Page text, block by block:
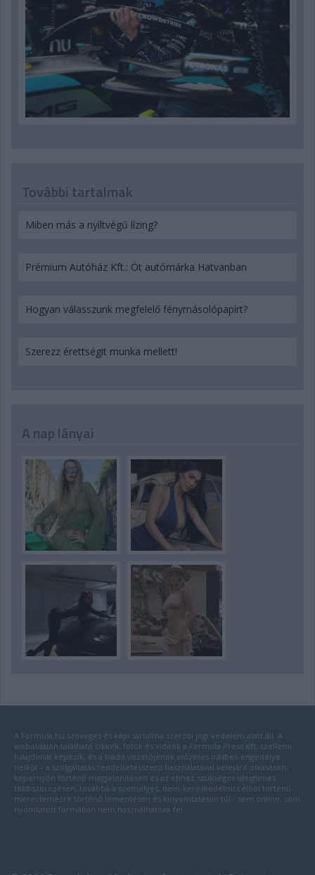
További tartalmak
Miben más a nyíltvégű lízing?
Prémium Autóház Kft.: Öt autómárka Hatvanban
Hogyan válasszunk megfelelő fénymásolópapírt?
Szerezz érettségit munka mellett!
A nap lányai
A Formula.hu szöveges és képi tartalma szerzői jogi védelem alatt áll. A
weboldalon található cikkek, fotók és videók a Formula Press Kft. szellemi
tulajdonát képezik, és a kiadó vezetőjének előzetes írásbeli engedélye
nélkül – a szolgáltatás rendeltetésszerű használatával velejáró olvasáson,
képernyőn történő megjelenítésen és az ehhez szükséges ideiglenes
többszörözésen, továbbá a személyes, nem-kereskedelmi célból történő
merevlemezre történő lementésen és kinyomtatáson túl - sem online, sem
nyomtatott formában nem használhatóak fel.